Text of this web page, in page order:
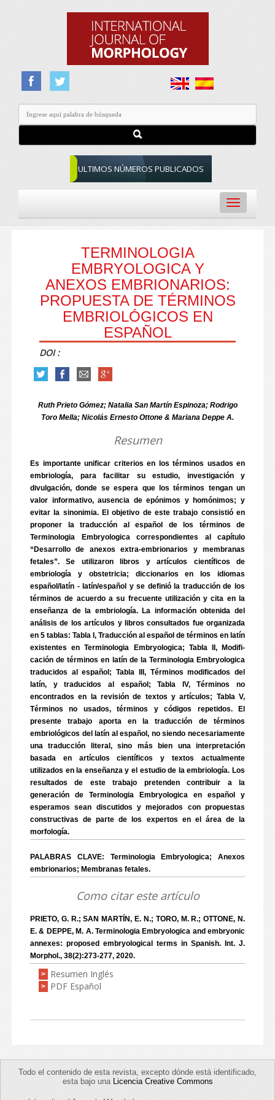
ULTIMOS NÚMEROS PUBLICADOS
Toggle
navigation
TERMINOLOGIA
EMBRYOLOGICA Y
ANEXOS EMBRIONARIOS:
PROPUESTA DE TÉRMINOS
EMBRIOLÓGICOS EN
ESPAÑOL
DOI :
Ruth Prieto Gómez; Natalia San Martín Espinoza; Rodrigo
Toro Mella; Nicolás Ernesto Ottone & Mariana Deppe A.
Resumen
Es importante unificar criterios en los términos usados en
embriología, para facilitar su estudio, investigación y
divulgación, donde se espera que los términos tengan un
valor informativo, ausencia de epónimos y homónimos; y
evitar la sinonimia. El objetivo de este trabajo consistió en
proponer la traducción al español de los términos de
Terminologia Embryologica correspondientes al capítulo
“Desarrollo de anexos extra-embrionarios y membranas
fetales”. Se utilizaron libros y artículos científicos de
embriología y obstetricia; diccionarios en los idiomas
español/latín - latín/español y se definió la traducción de los
términos de acuerdo a su frecuente utilización y cita en la
enseñanza de la embriología. La información obtenida del
análisis de los artículos y libros consultados fue organizada
en 5 tablas: Tabla I, Traducción al español de términos en latín
existentes en Terminologia Embryologica; Tabla II, Modifi-
cación de términos en latín de la Terminologia Embryologica
traducidos al español; Tabla III, Términos modificados del
latín, y traducidos al español; Tabla IV, Términos no
encontrados en la revisión de textos y artículos; Tabla V,
Términos no usados, términos y códigos repetidos. El
presente trabajo aporta en la traducción de términos
embriológicos del latín al español, no siendo necesariamente
una traducción literal, sino más bien una interpretación
basada en artículos científicos y textos actualmente
utilizados en la enseñanza y el estudio de la embriología. Los
resultados de este trabajo pretenden contribuir a la
generación de Terminologia Embryologica en español y
esperamos sean discutidos y mejorados con propuestas
constructivas de parte de los expertos en el área de la
morfología.
PALABRAS CLAVE: Terminologia Embryologica; Anexos
embrionarios; Membranas fetales.
Como citar este artículo
PRIETO, G. R.; SAN MARTÍN, E. N.; TORO, M. R.; OTTONE, N.
E. & DEPPE, M. A. Terminologia Embryologica and embryonic
annexes: proposed embryological terms in Spanish. Int. J.
Morphol., 38(2):273-277, 2020.
> Resumen Inglés
> PDF Español
Todo el contenido de esta revista, excepto dónde está identificado,
esta bajo una Licencia Creative Commons